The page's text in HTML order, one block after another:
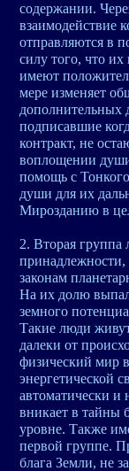
содержании.
взаимодействие
отправляются в
силу того, что
имеют
мере изменяет
дополнительных
подписавшие
контракт, не
воплощении
помощь с
души для их
Мирозданию в
2. Вторая группа
законам
На их долю
земного
Такие люди
далеки от
физический мир
энергетической
автоматически и
вникает в тайны
уровне. Также
первой группе.
блага Земли, не